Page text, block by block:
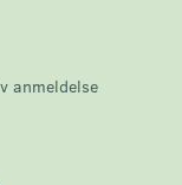
anmeldelse